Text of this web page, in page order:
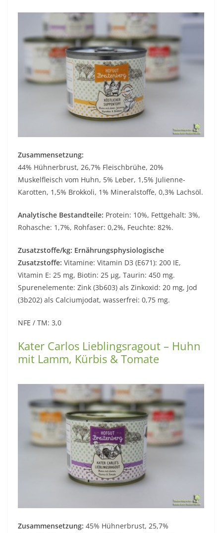
Zusammensetzung:
44% Hühnerbrust, 26,7% Fleischbrühe, 20%
Muskelfleisch vom Huhn, 5% Leber, 1,5% Julienne-
Karotten, 1,5% Brokkoli, 1% Mineralstoffe, 0,3% Lachsöl.
Analytische Bestandteile: Protein: 10%, Fettgehalt: 3%,
Rohasche: 1,7%, Rohfaser: 0,2%, Feuchte: 82%.
Zusatzstoffe/kg: Ernährungsphysiologische
Zusatzstoffe: Vitamine: Vitamin D3 (E671): 200 IE,
Vitamin E: 25 mg, Biotin: 25 µg, Taurin: 450 mg.
Spurenelemente: Zink (3b603) als Zinkoxid: 20 mg, Jod
(3b202) als Calciumjodat, wasserfrei: 0,75 mg.
NFE / TM: 3,0
Kater Carlos Lieblingsragout – Huhn
mit Lamm, Kürbis & Tomate
Zusammensetzung: 45% Hühnerbrust, 25,7%